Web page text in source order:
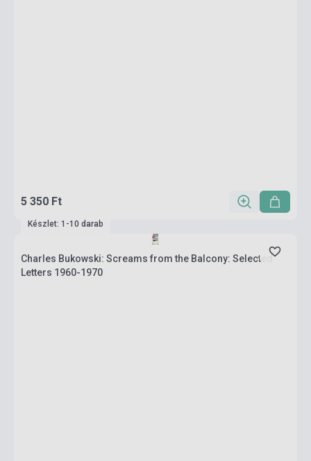
5 350 Ft
Készlet: 1-10 darab
Charles Bukowski: Screams from the Balcony: Selected
Letters 1960-1970